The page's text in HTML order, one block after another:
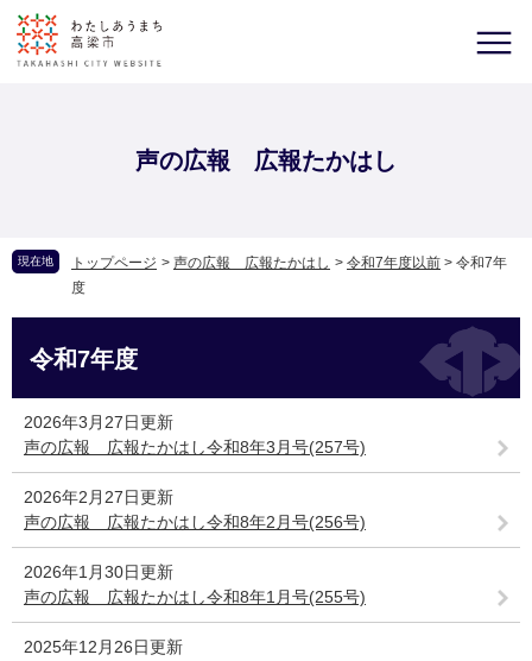
声の広報 広報たかはし
現在地 トップページ > 声の広報 広報たかはし > 令和7年度以前 > 令和7年
度
令和7年度
2026年3月27日更新
声の広報 広報たかはし令和8年3月号(257号)
2026年2月27日更新
声の広報 広報たかはし令和8年2月号(256号)
2026年1月30日更新
声の広報 広報たかはし令和8年1月号(255号)
2025年12月26日更新